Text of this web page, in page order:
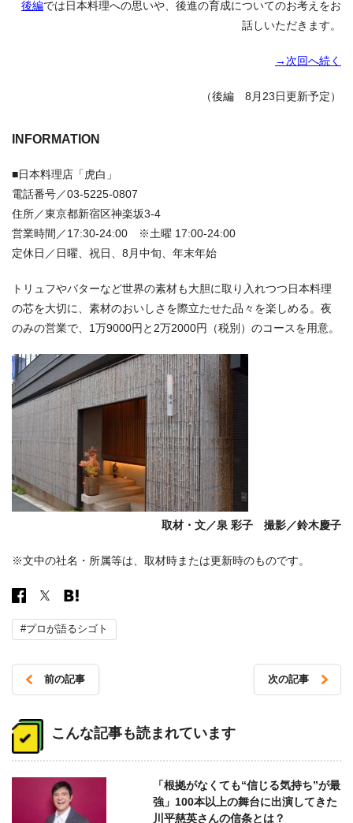
後編では日本料理への思いや、後進の育成についてのお考えをお
話しいただきます。
→次回へ続く
（後編 8月23日更新予定）
INFORMATION
■日本料理店「虎白」
電話番号／03-5225-0807
住所／東京都新宿区神楽坂3-4
営業時間／17:30-24:00 ※土曜 17:00-24:00
定休日／日曜、祝日、8月中旬、年末年始
トリュフやバターなど世界の素材も大胆に取り入れつつ日本料理
の芯を大切に、素材のおいしさを際立たせた品々を楽しめる。夜
のみの営業で、1万9000円と2万2000円（税別）のコースを用意。
取材・文／泉 彩子 撮影／鈴木慶子
※文中の社名・所属等は、取材時または更新時のものです。
#プロが語るシゴト
稿
ナ
前の記事 次の記事
こんな記事も読まれています
「根拠がなくても“信じる気持ち”が最
強」100本以上の舞台に出演してきた
川平慈英さんの信条とは？